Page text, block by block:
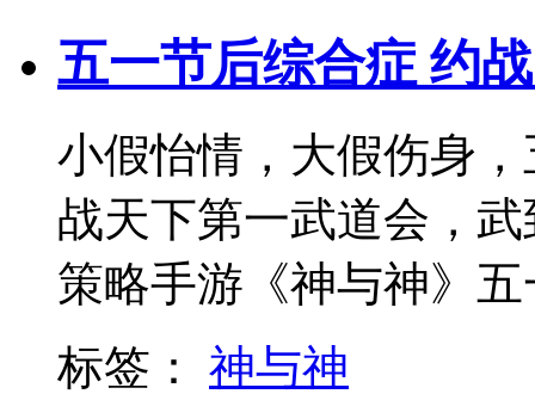
五一节后综合症 约
小假怡情，大假伤身
战天下第一武道会，
策略手游《神与神》
标签：
神与神